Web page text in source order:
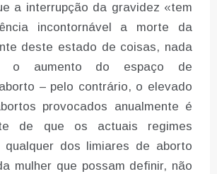
a interrupção da gravidez «tem
incontornável a morte da
deste estado de coisas, nada
o aumento do espaço de
– pelo contrário, o elevado
provocados anualmente é
de que os actuais regimes
qualquer dos limiares de aborto
mulher que possam definir, não